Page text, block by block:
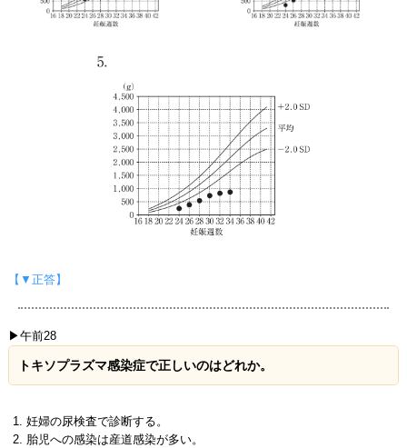
【▼正答】
▶午前28
トキソプラズマ感染症で正しいのはどれか。
妊婦の尿検査で診断する。
胎児への感染は産道感染が多い。